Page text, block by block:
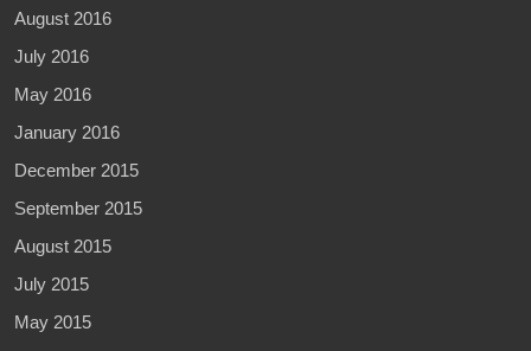
August 2016
July 2016
May 2016
January 2016
December 2015
September 2015
August 2015
July 2015
May 2015